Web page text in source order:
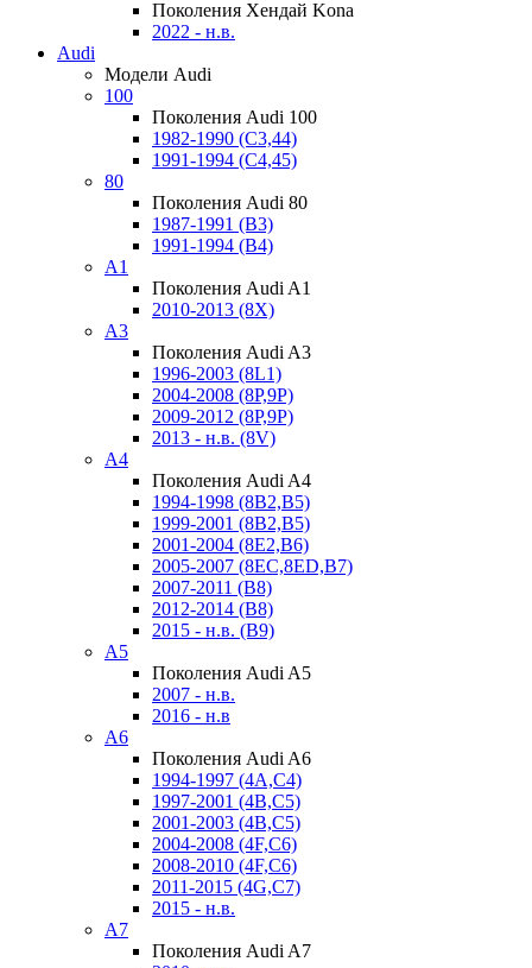
Поколения Хендай Kona
2022 - н.в.
Audi
Модели Audi
100
Поколения Audi 100
1982-1990 (С3,44)
1991-1994 (С4,45)
80
Поколения Audi 80
1987-1991 (B3)
1991-1994 (B4)
A1
Поколения Audi A1
2010-2013 (8X)
A3
Поколения Audi A3
1996-2003 (8L1)
2004-2008 (8P,9P)
2009-2012 (8P,9P)
2013 - н.в. (8V)
A4
Поколения Audi A4
1994-1998 (8B2,B5)
1999-2001 (8B2,B5)
2001-2004 (8E2,B6)
2005-2007 (8EC,8ED,B7)
2007-2011 (B8)
2012-2014 (B8)
2015 - н.в. (B9)
A5
Поколения Audi A5
2007 - н.в.
2016 - н.в
A6
Поколения Audi A6
1994-1997 (4A,C4)
1997-2001 (4B,C5)
2001-2003 (4B,C5)
2004-2008 (4F,C6)
2008-2010 (4F,C6)
2011-2015 (4G,C7)
2015 - н.в.
A7
Поколения Audi A7